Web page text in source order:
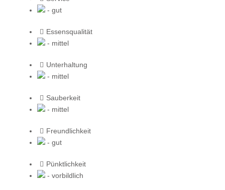
- gut
Essensqualität
- mittel
Unterhaltung
- mittel
Sauberkeit
- mittel
Freundlichkeit
- gut
Pünktlichkeit
- vorbildlich